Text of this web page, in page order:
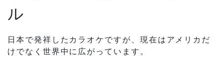
ル
日本で発祥したカラオケですが、現在はアメリカだ
けでなく世界中に広がっています。